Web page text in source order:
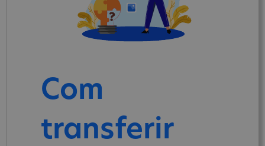
Com
transferir